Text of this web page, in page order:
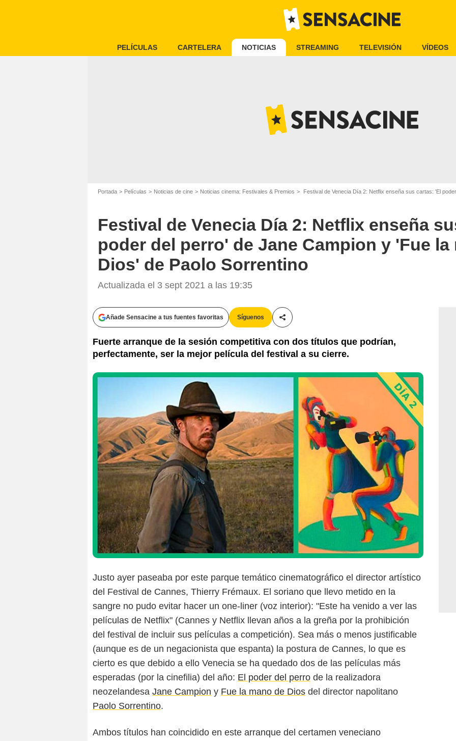
PELÍCULAS CARTELERA NOTICIAS STREAMING TELEVISIÓN VÍDEOS
Portada Películas Noticias de cine Noticias cinema: Festivales & Premios Festival de Venecia Día 2: Netflix enseña sus cartas: 'El poder del perro'
Festival de Venecia Día 2: Netflix enseña
poder del perro' de Jane Campion y 'Fue la
Dios' de Paolo Sorrentino
Actualizada el 3 sept 2021 a las 19:35
Añade Sensacine a tus fuentes favoritas Síguenos
Compartir esta noticia
Fuerte arranque de la sesión competitiva con dos títulos que podrían,
perfectamente, ser la mejor película del festival a su cierre.
Justo ayer paseaba por este parque temático cinematográfico el director artístico
del Festival de Cannes, Thierry Frémaux. El soriano que llevo metido en la
sangre no pudo evitar hacer un one-liner (voz interior): "Este ha venido a ver las
películas de Netflix" (Cannes y Netflix llevan años a la greña por la prohibición
del festival de incluir sus películas a competición). Sea más o menos justificable
(aunque es de un negacionista que espanta) la postura de Cannes, lo que es
cierto es que debido a ello Venecia se ha quedado dos de las películas más
esperadas (por la cinefilia) del año: El poder del perro de la realizadora
neozelandesa Jane Campion y Fue la mano de Dios del director napolitano
Paolo Sorrentino.
Ambos títulos han coincidido en este arranque del certamen veneciano